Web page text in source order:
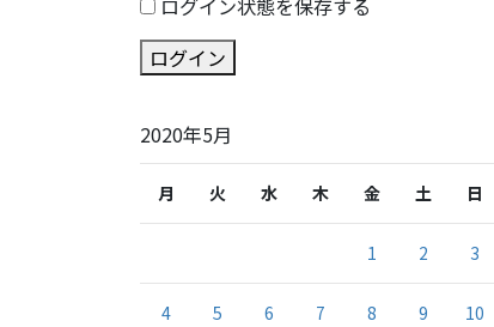
ログイン状態を保存する
ログイン
2020年5月
月 火 水 木 金 土 日
1 2 3
4 5 6 7 8 9 10